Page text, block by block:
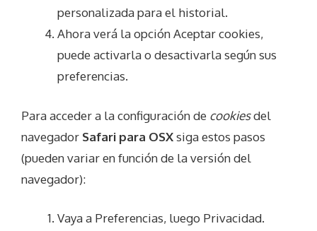
personalizada para el historial.
Ahora verá la opción Aceptar cookies,
puede activarla o desactivarla según sus
preferencias.
Para acceder a la configuración de cookiesdel
navegador Safari para OSXsiga estos pasos
(pueden variar en función de la versión del
navegador):
Vaya a Preferencias, luego Privacidad.